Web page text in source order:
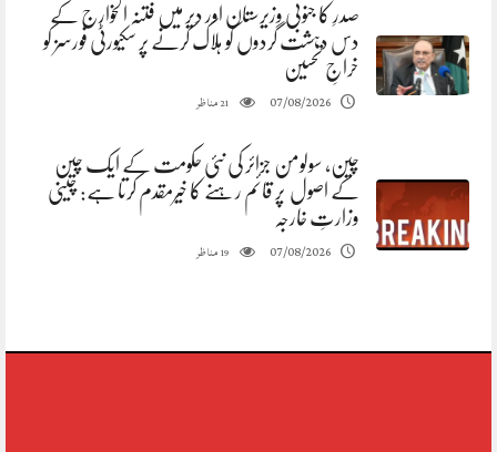
صدرِ کا جنوبی وزیرستان اور دیر میں فتنہ الخوارج کے
دس دہشت گردوں کو ہلاک کرنے پر سکیورٹی فورسز کو
خراجِ تحسین
07/08/2026
21مناظر
چین، سولومن جزائر کی نئی حکومت کے ایک چین
کے اصول پر قائم رہنے کا خیرمقدم کرتا ہے: چینی
وزارتِ خارجہ
07/08/2026
19مناظر